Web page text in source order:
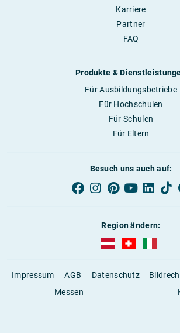
Karriere
Partner
FAQ
Produkte &
Für Ausbildungsbetriebe
Für Hochschulen
Für Schulen
Für Eltern
Besuch uns auch auf:
Region ändern:
AUBI-plus
Impressum AGB Datenschutz
Messen